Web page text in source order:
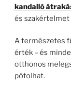
kandalló
és szakértelmet
A természetes
érték – és
otthonos
pótolhat.